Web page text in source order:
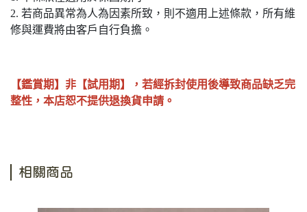
2. 若商品異常為人為因素所致，則不適用上述條款，所有維
修與運費將由客戶自行負擔。
【鑑賞期】非【試用期】，若經拆封使用後導致商品缺乏完
整性，本店恕不提供退換貨申請。
相關商品